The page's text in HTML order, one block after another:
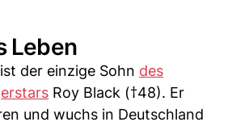
Leben
der einzige Sohn des
Roy Black (†48). Er
und wuchs in Deutschland